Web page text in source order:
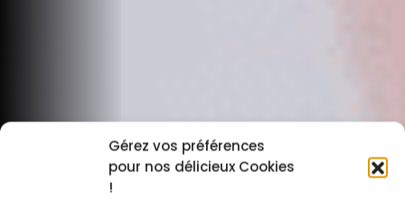
Gérez vos préférences
pour nos délicieux Cookies
!